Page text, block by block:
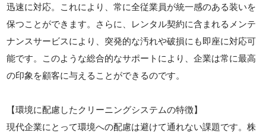
迅速に対応。これにより、常に全従業員が統一感のある装いを
保つことができます。さらに、レンタル契約に含まれるメンテ
ナンスサービスにより、突発的な汚れや破損にも即座に対応可
能です。このような総合的なサポートにより、企業は常に最高
の印象を顧客に与えることができるのです。
【環境に配慮したクリーニングシステムの特徴】
現代企業にとって環境への配慮は避けて通れない課題です。株